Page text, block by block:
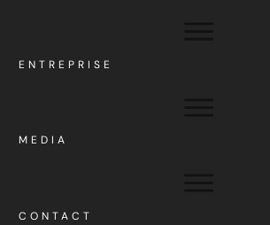
ENTREPRISE
MEDIA
CONTACT